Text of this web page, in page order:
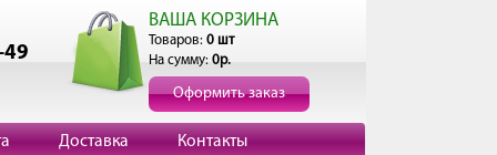
49
ВАША КОРЗИНА
Товаров: 0 шт
На сумму: 0р.
Оформить заказ
Доставка Контакты